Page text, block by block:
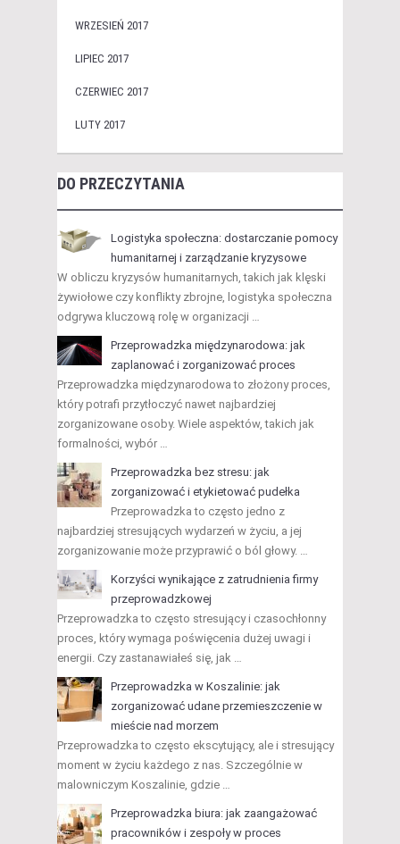
WRZESIEŃ 2017
LIPIEC 2017
CZERWIEC 2017
LUTY 2017
DO PRZECZYTANIA
Logistyka społeczna: dostarczanie pomocy
humanitarnej i zarządzanie kryzysowe
W obliczu kryzysów humanitarnych, takich jak klęski
żywiołowe czy konflikty zbrojne, logistyka społeczna
odgrywa kluczową rolę w organizacji …
Przeprowadzka międzynarodowa: jak
zaplanować i zorganizować proces
Przeprowadzka międzynarodowa to złożony proces,
który potrafi przytłoczyć nawet najbardziej
zorganizowane osoby. Wiele aspektów, takich jak
formalności, wybór …
Przeprowadzka bez stresu: jak
zorganizować i etykietować pudełka
Przeprowadzka to często jedno z
najbardziej stresujących wydarzeń w życiu, a jej
zorganizowanie może przyprawić o ból głowy. …
Korzyści wynikające z zatrudnienia firmy
przeprowadzkowej
Przeprowadzka to często stresujący i czasochłonny
proces, który wymaga poświęcenia dużej uwagi i
energii. Czy zastanawiałeś się, jak …
Przeprowadzka w Koszalinie: jak
zorganizować udane przemieszczenie w
mieście nad morzem
Przeprowadzka to często ekscytujący, ale i stresujący
moment w życiu każdego z nas. Szczególnie w
malowniczym Koszalinie, gdzie …
Przeprowadzka biura: jak zaangażować
pracowników i zespoły w proces